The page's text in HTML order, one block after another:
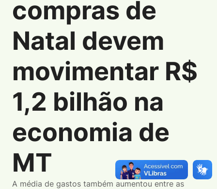
compras de
Natal devem
movimentar R$
1,2 bilhão na
economia de
MT
A média de gastos também aumentou entre as